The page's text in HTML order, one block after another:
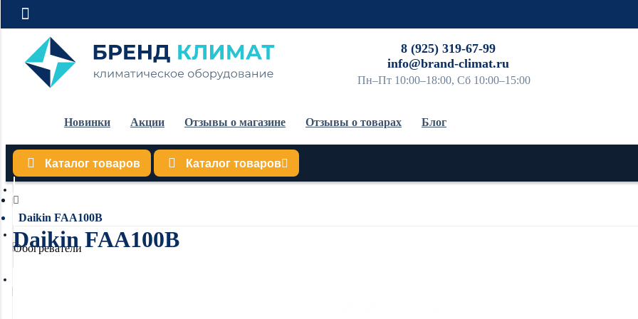
8 (925) 319-67-99
info@brand-climat.ru
Пн–Пт 10:00–18:00, Сб 10:00–15:00
Новинки Акции Отзывы о магазине Отзывы о товарах Блог
Каталог товаров Каталог товаров
Кондиционеры
Обогреватели
Daikin FAA100B
Daikin FAA100B